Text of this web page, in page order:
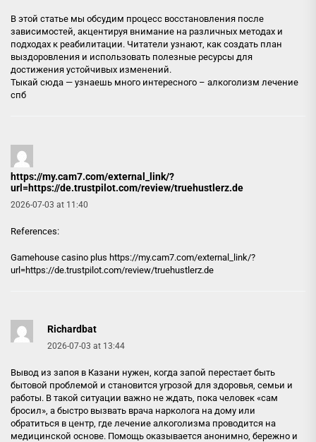
В этой статье мы обсудим процесс восстановления после
зависимостей, акцентируя внимание на различных методах и
подходах к реабилитации. Читатели узнают, как создать план
выздоровления и использовать полезные ресурсы для
достижения устойчивых изменений.
Тыкай сюда — узнаешь много интересного – алкоголизм лечение
спб
https://my.cam7.com/external_link/?
url=https://de.trustpilot.com/review/truehustlerz.de
2026-07-03 at 11:40
References:
Gamehouse casino plus https://my.cam7.com/external_link/?
url=https://de.trustpilot.com/review/truehustlerz.de
Richardbat
2026-07-03 at 13:44
Вывод из запоя в Казани нужен, когда запой перестает быть
бытовой проблемой и становится угрозой для здоровья, семьи и
работы. В такой ситуации важно не ждать, пока человек «сам
бросил», а быстро вызвать врача нарколога на дому или
обратиться в центр, где лечение алкоголизма проводится на
медицинской основе. Помощь оказывается анонимно, бережно и